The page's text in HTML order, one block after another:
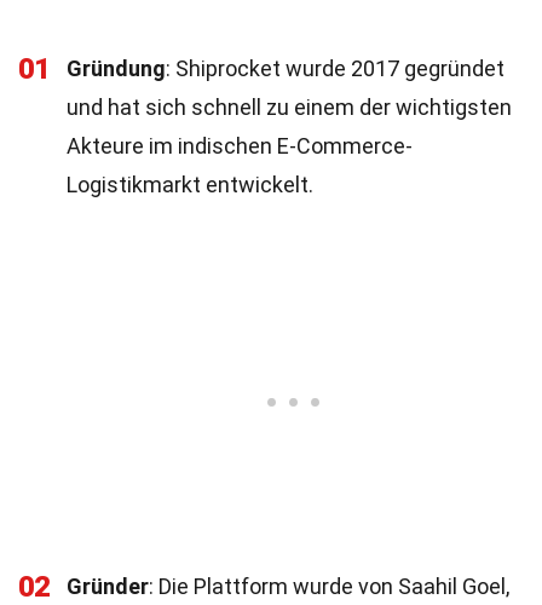
01 Gründung: Shiprocket wurde 2017 gegründet
und hat sich schnell zu einem der wichtigsten
Akteure im indischen E-Commerce-
Logistikmarkt entwickelt.
02 Gründer: Die Plattform wurde von Saahil Goel,